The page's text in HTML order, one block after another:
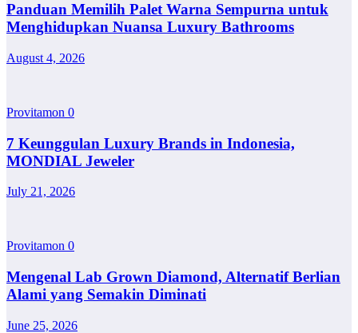
Panduan Memilih Palet Warna Sempurna untuk
Menghidupkan Nuansa Luxury Bathrooms
August 4, 2026
Provitamon 0
7 Keunggulan Luxury Brands in Indonesia,
MONDIAL Jeweler
July 21, 2026
Provitamon 0
Mengenal Lab Grown Diamond, Alternatif Berlian
Alami yang Semakin Diminati
June 25, 2026